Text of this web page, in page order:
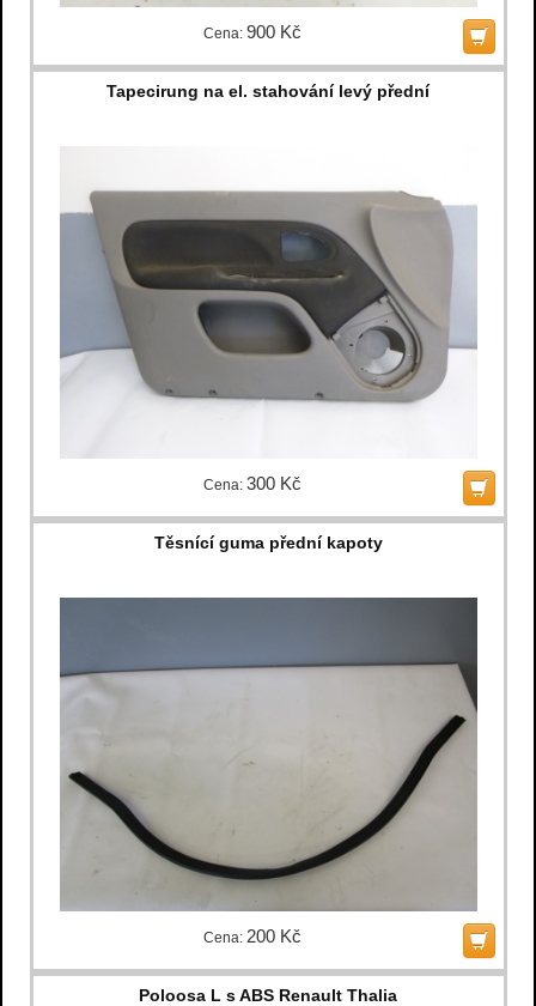
Cena: 900 Kč
Tapecirung na el. stahování levý přední
Cena: 300 Kč
Těsnící guma přední kapoty
Cena: 200 Kč
Poloosa L s ABS Renault Thalia